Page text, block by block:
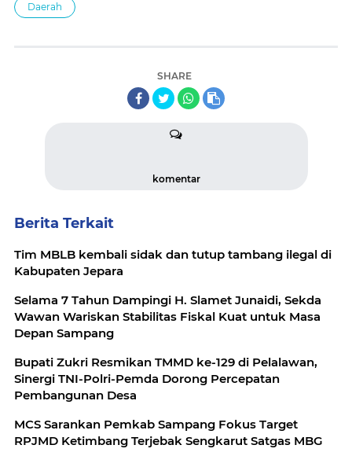
Daerah
SHARE
komentar
Berita Terkait
Tim MBLB kembali sidak dan tutup tambang ilegal di
Kabupaten Jepara
Selama 7 Tahun Dampingi H. Slamet Junaidi, Sekda
Wawan Wariskan Stabilitas Fiskal Kuat untuk Masa
Depan Sampang
Bupati Zukri Resmikan TMMD ke-129 di Pelalawan,
Sinergi TNI-Polri-Pemda Dorong Percepatan
Pembangunan Desa
MCS Sarankan Pemkab Sampang Fokus Target
RPJMD Ketimbang Terjebak Sengkarut Satgas MBG